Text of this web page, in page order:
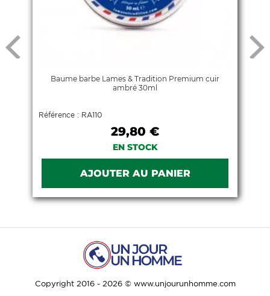
Baume barbe Lames & Tradition Premium cuir
ambré 30ml
Référence : RA110
29,80 €
EN STOCK
Copyright 2016 - 2026 © www.unjourunhomme.com